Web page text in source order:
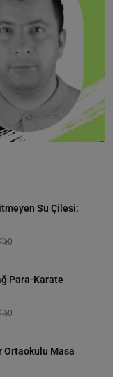
Su Çilesi:
0
Para-Karate
0
Ortaokulu Masa